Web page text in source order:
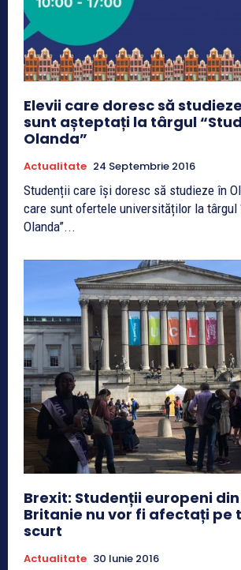
Elevii care doresc să
sunt așteptați la târgul
Olanda”
Actualitate 24 Septembrie 2016
Studenții care își doresc să studieze în
care sunt ofertele universităților la târgul
Olanda”...
Brexit: Studenții europeni
Britanie nu vor fi afectați pe
scurt
Actualitate 30 Iunie 2016